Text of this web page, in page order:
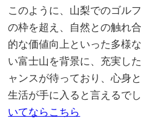
このように、山梨でのゴル
の枠を超え、自然との触れ
的な価値向上といった多様
い富士山を背景に、充実し
ャンスが待っており、心身
生活が手に入ると言えるでし
いてならこちら